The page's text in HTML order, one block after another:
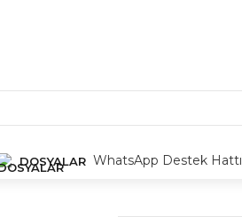
DOSYALAR WhatsApp Destek Hattı